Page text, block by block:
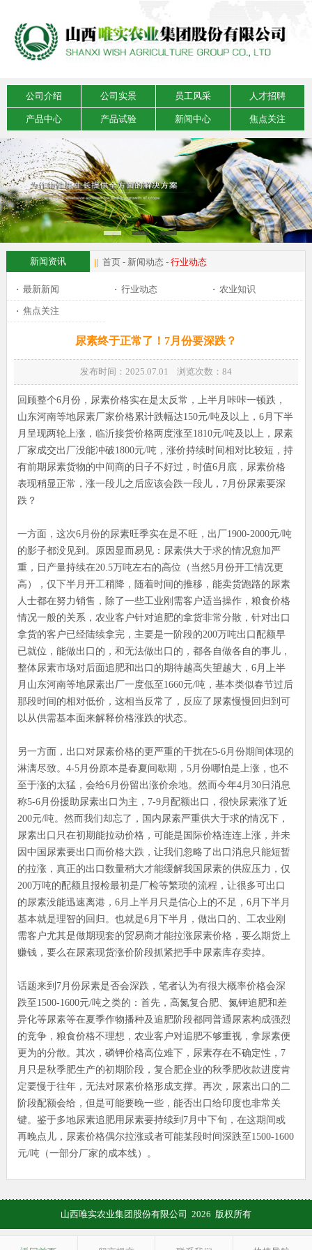
公司介绍 公司实景 员工风采 人才招聘
产品中心 产品试验 新闻中心 焦点关注
新闻资讯 || 首页- 新闻动态- 行业动态
· 最新新闻 · 行业动态 · 农业知识
· 焦点关注
尿素终于正常了！7月份要深跌？
发布时间：2025.07.01 浏览次数： 84
回顾整个6月份，尿素价格实在是太反常，上半月咔咔一顿跌，
山东河南等地尿素厂家价格累计跌幅达150元/吨及以上，6月下半
月呈现两轮上涨，临沂接货价格两度涨至1810元/吨及以上，尿素
厂家成交出厂没能冲破1800元/吨，涨价持续时间相对比较短，持
有前期尿素货物的中间商的日子不好过，时值6月底，尿素价格
表现稍显正常，涨一段儿之后应该会跌一段儿，7月份尿素要深
跌？
一方面，这次6月份的尿素旺季实在是不旺，出厂1900-2000元/吨
的影子都没见到。原因显而易见：尿素供大于求的情况愈加严
重，日产量持续在20.5万吨左右的高位（当然5月份开工情况更
高），仅下半月开工稍降，随着时间的推移，能卖货跑路的尿素
人士都在努力销售，除了一些工业刚需客户适当操作，粮食价格
情况一般的关系，农业客户针对追肥的拿货非常分散，针对出口
拿货的客户已经陆续拿完，主要是一阶段的200万吨出口配额早
已就位，能做出口的，和无法做出口的，都各自做各自的事儿，
整体尿素市场对后面追肥和出口的期待越高失望越大，6月上半
月山东河南等地尿素出厂一度低至1660元/吨，基本类似春节过后
那段时间的相对低价，这相当反常了，反应了尿素慢慢回归到可
以从供需基本面来解释价格涨跌的状态。
另一方面，出口对尿素价格的更严重的干扰在5-6月份期间体现的
淋漓尽致。4-5月份原本是春夏间歇期，5月份哪怕是上涨，也不
至于涨的太猛，会给6月份留出涨价余地。然而今年4月30日消息
称5-6月份援助尿素出口为主，7-9月配额出口，很快尿素涨了近
200元/吨。然而我们却忘了，国内尿素严重供大于求的情况下，
尿素出口只在初期能拉动价格，可能是国际价格连连上涨，并未
因中国尿素要出口而价格大跌，让我们忽略了出口消息只能短暂
的拉涨，真正的出口数量稍大才能缓解我国尿素的供应压力，仅
200万吨的配额且报检最初是厂检等繁琐的流程，让很多可出口
的尿素没能迅速离港，6月上半月只是信心上的不足，6月下半月
基本就是理智的回归。也就是6月下半月，做出口的、工农业刚
需客户尤其是做期现套的贸易商才能拉涨尿素价格，要么期货上
赚钱，要么在尿素现货涨价阶段抓紧把手中尿素库存卖掉。
话题来到7月份尿素是否会深跌，笔者认为有很大概率价格会深
跌至1500-1600元/吨之类的：首先，高氮复合肥、氮钾追肥和差
异化等尿素等在夏季作物播种及追肥阶段都同普通尿素构成强烈
的竞争，粮食价格不理想，农业客户对追肥不够重视，拿尿素便
更为的分散。其次，磷钾价格高位难下，尿素存在不确定性，7
月只是秋季肥生产的初期阶段，复合肥企业的秋季肥收款进度肯
定要慢于往年，无法对尿素价格形成支撑。再次，尿素出口的二
阶段配额会给，但是可能要晚一些，能否出口给印度也非常关
键。鉴于多地尿素追肥用尿素要持续到7月中下旬，在这期间或
再晚点儿，尿素价格偶尔拉涨或者可能某段时间深跌至1500-1600
元/吨（一部分厂家的成本线）。
山西唯实农业集团股份有限公司 2026 版权所有